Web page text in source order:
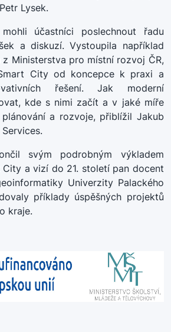
Lysek.
účastníci poslechnout řadu
a diskuzí. Vystoupila například
z Ministerstva pro místní rozvoj ČR,
City od koncepce k praxi a
řešení. Jak moderní
kde s nimi začít a v jaké míře
a rozvoje, přiblížil Jakub
svým podrobným výkladem
a vizí do 21. století pan docent
Univerzity Palackého
příklady úspěšných projektů
kraje.